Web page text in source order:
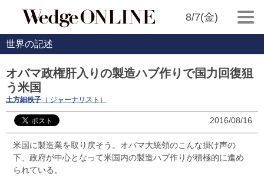
8/7(金)
世界の記述
オバマ政権肝入りの製造ハブ作りで国力回復狙
う米国
土方細秩子 （ ジャーナリスト）
2016/08/16
米国に製造業を取り戻そう。オバマ大統領のこんな掛け声の
下、政府が中心となって米国内の製造ハブ作りが積極的に進め
られている。